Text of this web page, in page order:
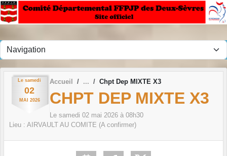
Le samedi
02
MAI 2026
Accueil Chpt Dep MIXTE X3
CHPT DEP MIXTE X3
Le samedi 02 mai 2026 à 08h30
Lieu : AIRVAULT AU COMITE (A confirmer)
Panneau de gestion des cookies